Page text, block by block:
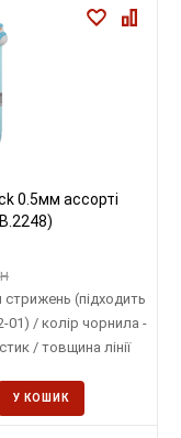
0.5мм ассорті
(підходить
01) / колір чорнила -
/ товщина лінії
У КОШИК